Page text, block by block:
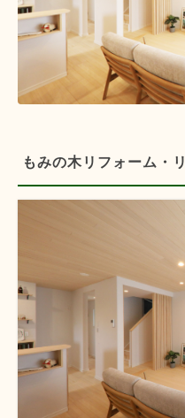
もみの木リフォーム・